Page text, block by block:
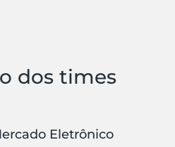
dos times
Eletrônico